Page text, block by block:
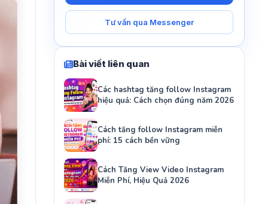
Tư vấn qua Messenger
Bài viết liên quan
Các hashtag tăng follow Instagram
hiệu quả: Cách chọn đúng năm 2026
Cách tăng follow Instagram miễn
phí: 15 cách bền vững
Cách Tăng View Video Instagram
Miễn Phí, Hiệu Quả 2026